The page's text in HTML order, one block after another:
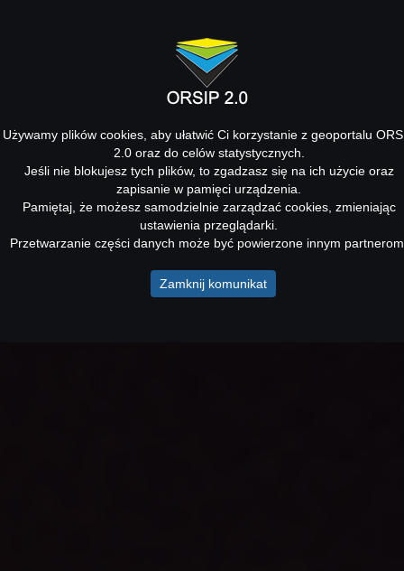
Używamy plików cookies, aby ułatwić Ci korzystanie z geoportalu
2.0 oraz do celów statystycznych.
Jeśli nie blokujesz tych plików, to zgadzasz się na ich użycie oraz
zapisanie w pamięci urządzenia.
Pamiętaj, że możesz samodzielnie zarządzać cookies, zmieniając
ustawienia przeglądarki.
Przetwarzanie części danych może być powierzone innym
Zamknij komunikat